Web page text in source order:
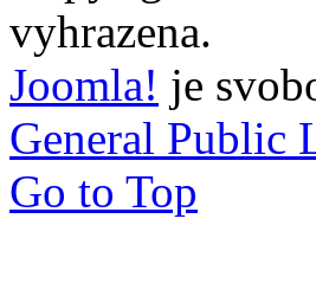
vyhrazena.
Joomla! je
General Public
Go to Top